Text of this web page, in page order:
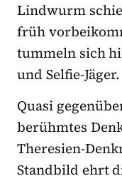
Lindwurm
früh
tummeln sich
und Selfie-Jäger.
Quasi
berühmtes
Theresien-
Standbild ehrt